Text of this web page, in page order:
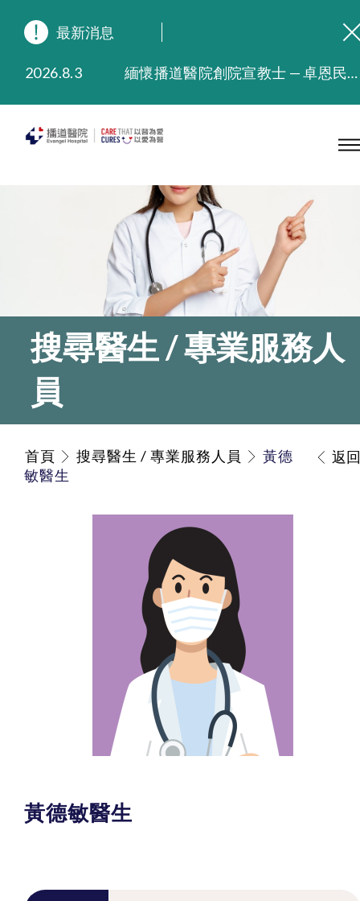
最新消息
2026.8.3
緬懷播道醫院創院宣教士 — 卓恩民醫生香港追思會
2025.9.23
本院在暴雨或颱風警告信號 (包括黑色暴雨及8號或以上熱帶氣旋警告信號) 下，仍會維持有限度服務。如有查詢，可致電2711 5222。
搜尋醫生 / 專業服務人
員
首頁 搜尋醫生 / 專業服務人員
黃德
敏醫生
返回
黃德敏醫生